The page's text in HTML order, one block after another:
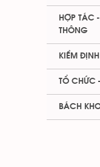
HỢP TÁC
THÔNG
KIỂM
TỔ CHỨC
BÁCH